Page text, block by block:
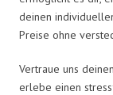
deinen
Preise ohne
Vertraue uns
erlebe einen